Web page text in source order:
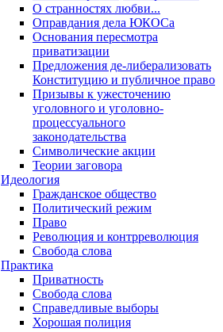
О странностях любви...
Оправдания дела ЮКОСа
Основания пересмотра
приватизации
Предложения де-либерализовать
Конституцию и публичное право
Призывы к ужесточению
уголовного и уголовно-
процессуального
законодательства
Символические акции
Теории заговора
Идеология
Гражданское общество
Политический режим
Право
Революция и контрреволюция
Свобода слова
Практика
Приватность
Свобода слова
Справедливые выборы
Хорошая полиция